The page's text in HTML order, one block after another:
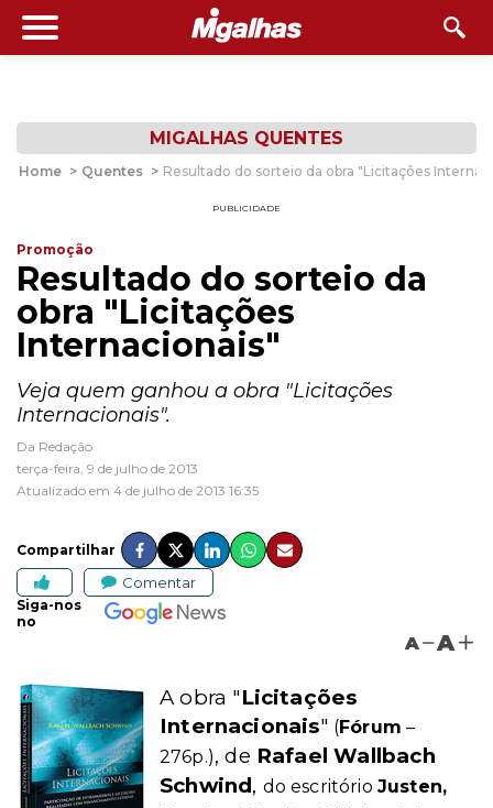
MIGALHAS QUENTES
Home > Quentes > Resultado do sorteio da obra "Licitações
PUBLICIDADE
Promoção
Resultado do sorteio da
obra "Licitações
Internacionais"
Veja quem ganhou a obra "Licitações
Internacionais".
Da Redação
terça-feira, 9 de julho de 2013
Atualizado em 4 de julho de 2013 16:35
Compartilhar
Comentar
Siga-nos
no
A A
A obra "Licitações
Internacionais" (Fórum –
276p.), de Rafael Wallbach
Schwind, do escritório Justen,